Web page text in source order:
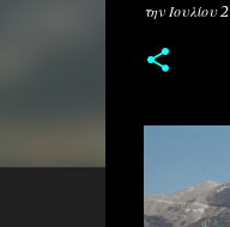
την Ιουλίου